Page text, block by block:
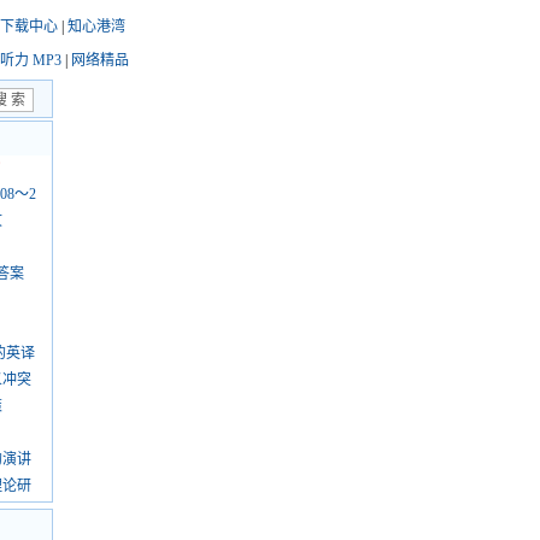
下载中心 知心港湾
听力 MP3 网络精品
～2
案
英译
突
讲
研